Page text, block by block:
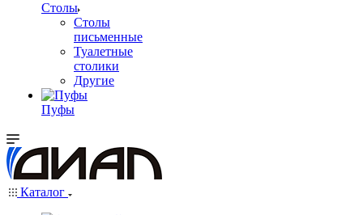
Столы
Столы
письменные
Туалетные
столики
Другие
Пуфы
Каталог